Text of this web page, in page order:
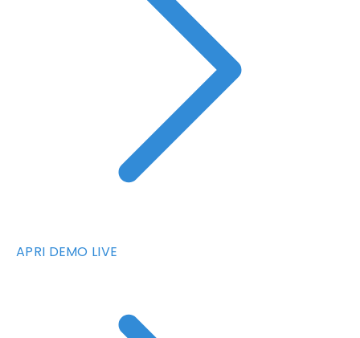
APRI DEMO LIVE